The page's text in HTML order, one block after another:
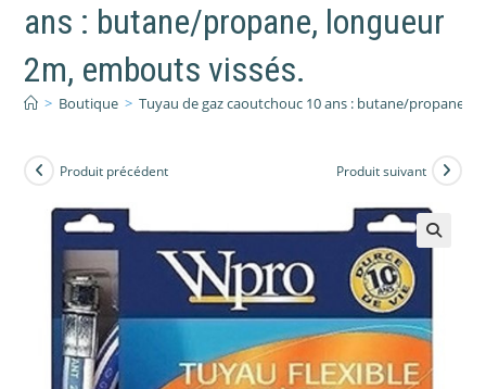
ans : butane/propane, longueur
2m, embouts vissés.
> Boutique > Tuyau de gaz caoutchouc 10 ans : butane/propane,
Produit précédent Produit suivant